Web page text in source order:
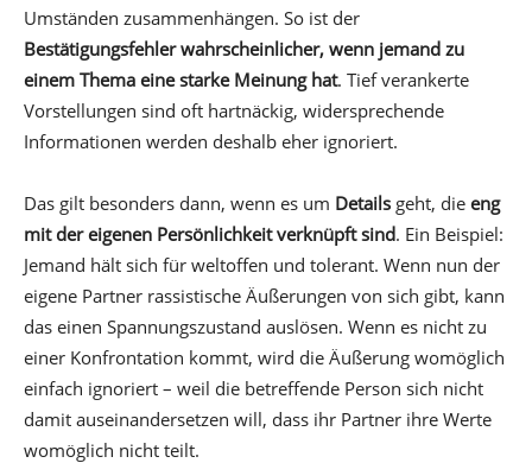
Umständen zusammenhängen. So ist der
Bestätigungsfehler wahrscheinlicher, wenn jemand zu
einem Thema eine starke Meinung hat. Tief verankerte
Vorstellungen sind oft hartnäckig, widersprechende
Informationen werden deshalb eher ignoriert.
Das gilt besonders dann, wenn es um Details geht, die eng
mit der eigenen Persönlichkeit verknüpft sind. Ein Beispiel:
Jemand hält sich für weltoffen und tolerant. Wenn nun der
eigene Partner rassistische Äußerungen von sich gibt, kann
das einen Spannungszustand auslösen. Wenn es nicht zu
einer Konfrontation kommt, wird die Äußerung womöglich
einfach ignoriert – weil die betreffende Person sich nicht
damit auseinandersetzen will, dass ihr Partner ihre Werte
womöglich nicht teilt.